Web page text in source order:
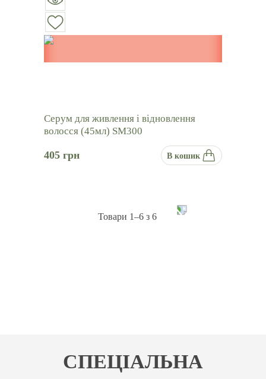
Серум для живлення і відновлення
волосся (45мл) SM300
405 грн В кошик
Товари 1–6 з 6
СПЕЦІАЛЬНА